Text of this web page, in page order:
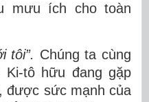
mưu ích cho toàn
tôi”. Chúng ta cùng
Ki-tô hữu đang gặp
được sức mạnh của